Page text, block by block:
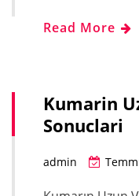
Read More
Kumarin
Sonuclari
admin